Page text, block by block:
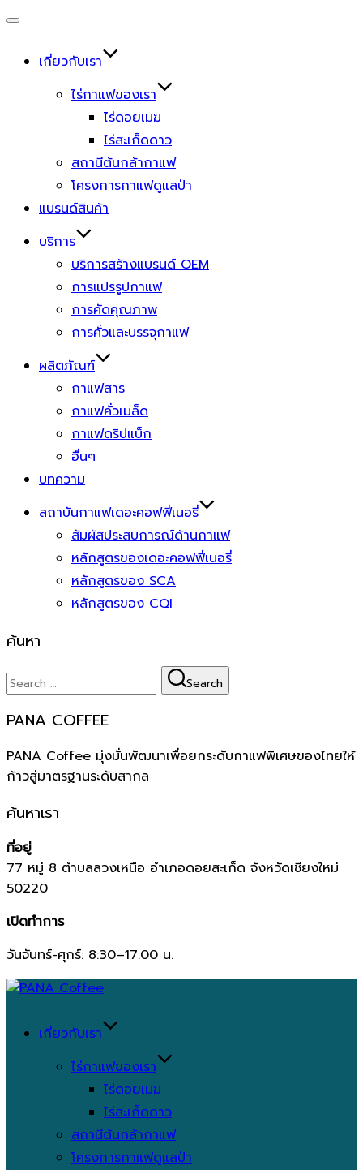
Toggle
เกี่ยวกับเรา
ไร่กาแฟของเรา
ไร่ดอยเมฆ
ไร่สะเก็ดดาว
สถานีต้นกล้ากาแฟ
โครงการกาแฟดูแลป่า
แบรนด์สินค้า
บริการ
บริการสร้างแบรนด์ OEM
การแปรรูปกาแฟ
การคัดคุณภาพ
การคั่วและบรรจุกาแฟ
ผลิตภัณฑ์
กาแฟสาร
กาแฟคั่วเมล็ด
กาแฟดริปแบ็ก
อื่นๆ
บทความ
สถาบันกาแฟเดอะคอฟฟี่เนอรี่
สัมผัสประสบการณ์ด้านกาแฟ
หลักสูตรของเดอะคอฟฟี่เนอรี่
หลักสูตรของ SCA
หลักสูตรของ CQI
ค้นหา
Search
for:
Search
PANA COFFEE
PANA Coffee มุ่งมั่นพัฒนาเพื่อยกระดับกาแฟพิเศษของไทยให้
ก้าวสู่มาตรฐานระดับสากล
ค้นหาเรา
ที่อยู่
77 หมู่ 8 ตำบลลวงเหนือ อำเภอดอยสะเก็ด จังหวัดเชียงใหม่
50220
เปิดทำการ
วันจันทร์-ศุกร์: 8:30–17:00 น.
Skip
contentเกี่ยวกับเรา
ไร่กาแฟของเรา
ไร่ดอยเมฆ
ไร่สะเก็ดดาว
สถานีต้นกล้ากาแฟ
โครงการกาแฟดูแลป่า